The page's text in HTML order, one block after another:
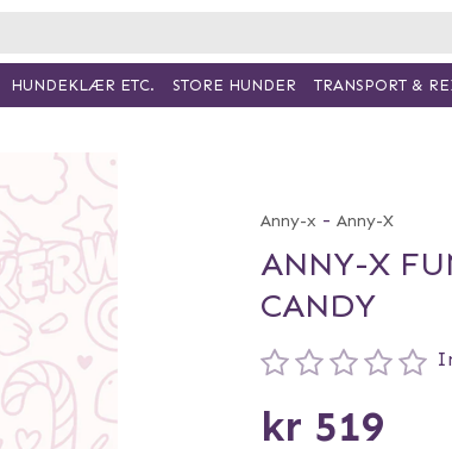
Anny-x - Anny-X
ANNY-X
CANDY
kr 519
HUNDEKLÆR ETC. STORE HUNDER TRANSPORT &